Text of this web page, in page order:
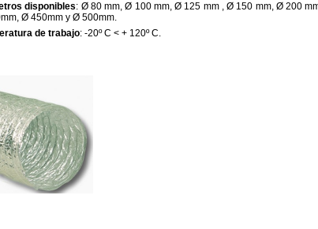
disponibles: Ø 80 mm, Ø 100 mm, Ø 125 mm , Ø 150 mm, Ø 200
Ø 450mm y Ø 500mm.
de trabajo: -20º C < + 120º C.